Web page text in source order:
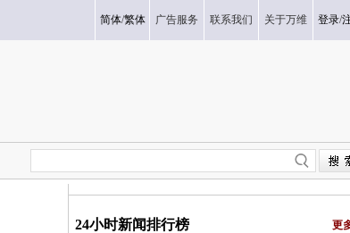
简体/繁体 广告服务 联系我们 关于万维 登录/
24小时新闻排行榜 更